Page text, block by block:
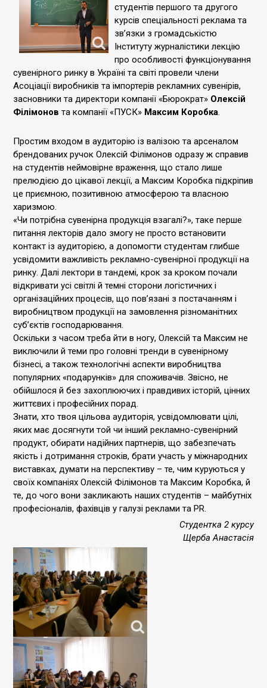
студентів першого та другого
курсів спеціальності реклама та
зв’язки з громадськістю
Інституту журналістики лекцію
про особливості функціонування
сувенірного ринку в Україні та світі провели члени
Асоціації виробників та імпортерів рекламних сувенірів,
засновники та директори компанії «Бюрократ» Олексій
Філімонов та компанії «ПУСК» Максим Коробка.
Простим входом в аудиторію із валізою та арсеналом
брендованих ручок Олексій Філімонов одразу ж справив
на студентів неймовірне враження, що стало лише
прелюдією до цікавої лекції, а Максим Коробка підкріпив
це приємною, позитивною атмосферою та власною
харизмою.
«Чи потрібна сувенірна продукція взагалі?», таке перше
питання лекторів дало змогу не просто встановити
контакт із аудиторією, а допомогти студентам глибше
усвідомити важливість рекламно-сувенірної продукції на
ринку. Далі лектори в тандемі, крок за кроком почали
відкривати усі світлі й темні сторони логістичних і
організаційних процесів, що пов’язані з постачанням і
виробництвом продукції на замовлення різноманітних
суб’єктів господарювання.
Оскільки з часом треба йти в ногу, Олексій та Максим не
виключили й теми про головні тренди в сувенірному
бізнесі, а також технологічні аспекти виробництва
популярних «подарунків» для споживачів. Звісно, не
обійшлося й без захоплюючих і правдивих історій, цінних
життєвих і професійних порад.
Знати, хто твоя цільова аудиторія, усвідомлювати цілі,
яких має досягнути той чи інший рекламно-сувенірний
продукт, обирати надійних партнерів, що забезпечать
якість і дотримання строків, брати участь у міжнародних
виставках, думати на перспективу – те, чим куруються у
своїх компаніях Олексій Філімонов та Максим Коробка, й
те, до чого вони закликають наших студентів – майбутніх
професіоналів, фахівців у галузі реклами та PR.
Студентка 2 курсу
Щерба Анастасія